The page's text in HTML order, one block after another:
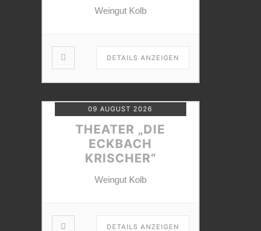
Weingut Kolb
DETAILS ANZEIGEN
09 AUGUST 2026
THEATER „DIE
ECKBACH
KRISCHER“
Weingut Kolb
DETAILS ANZEIGEN